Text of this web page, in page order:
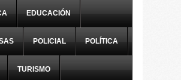
EDUCACIÓN
POLICIAL POLÍTICA
TURISMO